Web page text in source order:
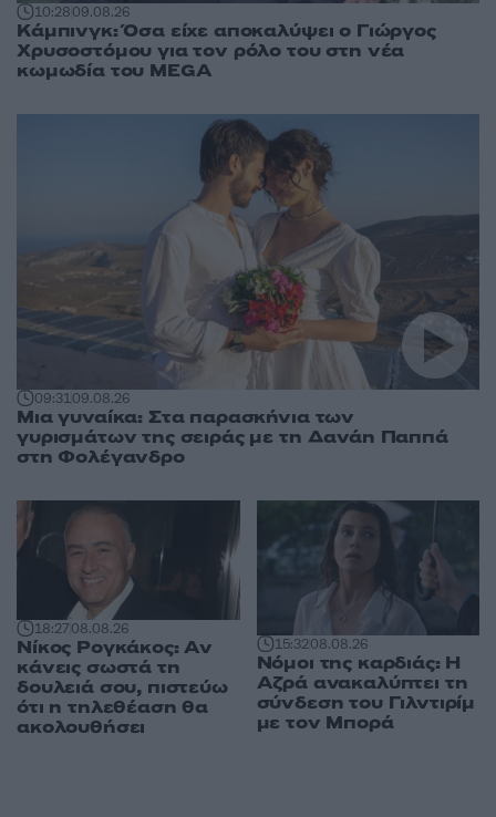
10:2809.08.26
Κάμπινγκ: Όσα είχε αποκαλύψει ο Γιώργος
Χρυσοστόμου για τον ρόλο του στη νέα
κωμωδία του MEGA
09:3109.08.26
Μια γυναίκα: Στα παρασκήνια των
γυρισμάτων της σειράς με τη Δανάη Παππά
στη Φολέγανδρο
18:2708.08.26
Νίκος Ρογκάκος: Αν
κάνεις σωστά τη
δουλειά σου, πιστεύω
ότι η τηλεθέαση θα
ακολουθήσει
15:3208.08.26
Νόμοι της καρδιάς: Η
Αζρά ανακαλύπτει τη
σύνδεση του Γιλντιρίμ
με τον Μπορά